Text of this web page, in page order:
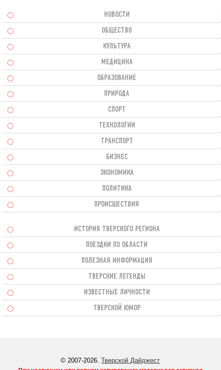
НОВОСТИ
ОБЩЕСТВО
КУЛЬТУРА
МЕДИЦИНА
ОБРАЗОВАНИЕ
ПРИРОДА
СПОРТ
ТЕХНОЛОГИИ
ТРАНСПОРТ
БИЗНЕС
ЭКОНОМИКА
ПОЛИТИКА
ПРОИСШЕСТВИЯ
ИСТОРИЯ ТВЕРСКОГО РЕГИОНА
ПОЕЗДКИ ПО ОБЛАСТИ
ПОЛЕЗНАЯ ИНФОРМАЦИЯ
ТВЕРСКИЕ ЛЕГЕНДЫ
ИЗВЕСТНЫЕ ЛИЧНОСТИ
ТВЕРСКОЙ ЮМОР
© 2007-2026.Тверской Дайджест